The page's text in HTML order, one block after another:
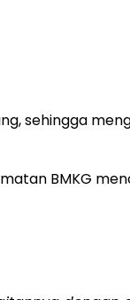
sehingga
BMKG